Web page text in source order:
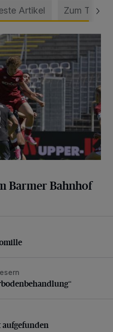
Artikel Zum Thema
Bahnhof und klare Ansage
Barmer Bahnhof